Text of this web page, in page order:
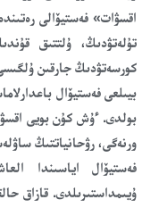
اقسۋات» فەستيۆالى
تۇلەتۋدىڭ، ۇلتتىق
كورسەتۋدىڭ جارقىن
بيىلعى فەستيۆال
بولدى. ءۇش كۇن بويى
ورنەگى، رۋحانياتتىڭ
فەستيۆال اياسىندا
ۇيىمداستىرىلدى. قازاق